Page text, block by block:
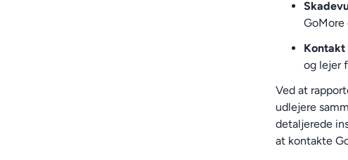
GoMore
Kontakt
og lejer
Ved at
udlejere
detaljerede
at kontakte